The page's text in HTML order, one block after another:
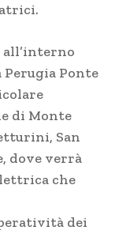
Ponte
di Monte
San
dove verrà
che
dei